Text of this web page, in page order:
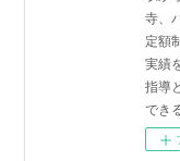
寺、
定額
実績
指導
でき